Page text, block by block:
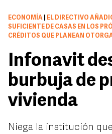
ECONOMÍA
EL DIRECTIVO
SUFICIENTE DE CASAS EN LOS
CRÉDITOS QUE PLANEAN
Infonavit
burbuja de
vivienda
Niega la institución